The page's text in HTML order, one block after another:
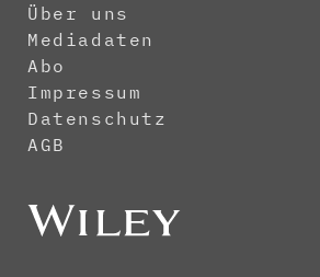
Über uns
Mediadaten
Abo
Impressum
Datenschutz
AGB